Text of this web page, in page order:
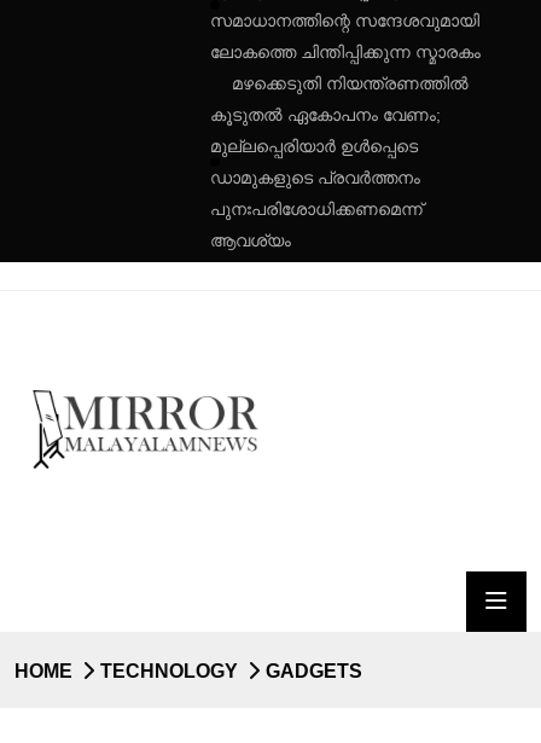
സമാധാനത്തിന്റെ സന്ദേശവുമായി
ലോകത്തെ ചിന്തിപ്പിക്കുന്ന സ്മാരകം
മഴക്കെടുതി നിയന്ത്രണത്തിൽ
കൂടുതൽ ഏകോപനം വേണം;
മുല്ലപ്പെരിയാർ ഉൾപ്പെടെ
ഡാമുകളുടെ പ്രവർത്തനം
പുനഃപരിശോധിക്കണമെന്ന്
ആവശ്യം
HOME TECHNOLOGY GADGETS